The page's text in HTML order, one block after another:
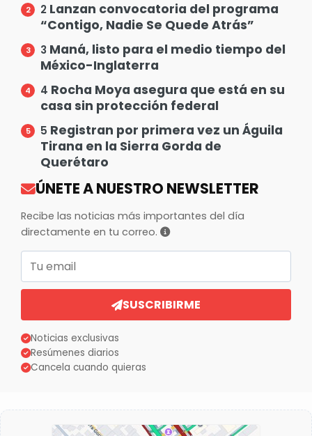
2 Lanzan convocatoria del programa
“Contigo, Nadie Se Quede Atrás”
3 Maná, listo para el medio tiempo del
México-Inglaterra
4 Rocha Moya asegura que está en su
casa sin protección federal
5 Registran por primera vez un Águila
Tirana en la Sierra Gorda de
Querétaro
ÚNETE A NUESTRO NEWSLETTER
Recibe las noticias más importantes del día
directamente en tu correo.
Correo electrónico
SUSCRIBIRME
Noticias exclusivas
Resúmenes diarios
Cancela cuando quieras